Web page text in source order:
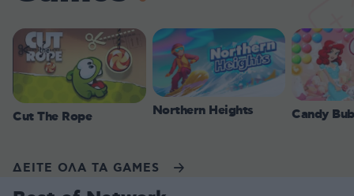
Cut The Rope Northern Heights Candy
ΔΕΙΤΕ ΟΛΑ ΤΑ GAMES